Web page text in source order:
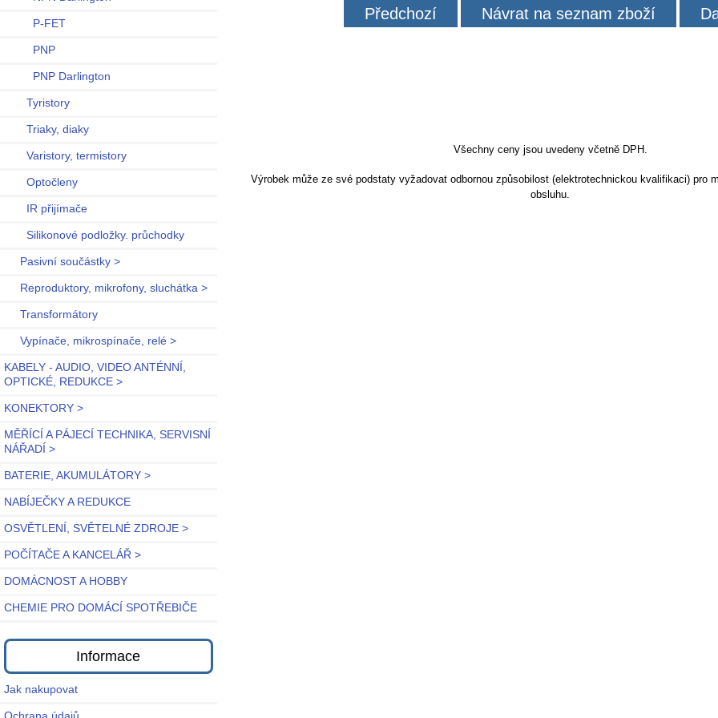
P-FET
PNP
PNP Darlington
Tyristory
Triaky, diaky
Varistory, termistory
Optočleny
IR přijímače
Silikonové podložky. průchodky
Pasivní součástky >
Reproduktory, mikrofony, sluchátka >
Transformátory
Vypínače, mikrospínače, relé >
KABELY - AUDIO, VIDEO ANTÉNNÍ,
OPTICKÉ, REDUKCE >
KONEKTORY >
MĚŘÍCÍ A PÁJECÍ TECHNIKA, SERVISNÍ
NÁŘADÍ >
BATERIE, AKUMULÁTORY >
NABÍJEČKY A REDUKCE
OSVĚTLENÍ, SVĚTELNÉ ZDROJE >
POČÍTAČE A KANCELÁŘ >
DOMÁCNOST A HOBBY
CHEMIE PRO DOMÁCÍ SPOTŘEBIČE
Informace
Jak nakupovat
Předchozí Návrat na seznam zboží
Všechny ceny jsou uvedeny včetně DPH.
Výrobek může ze své podstaty vyžadovat odbornou způsobilost (elektrotechnickou kvalifikaci) pro
obsluhu.